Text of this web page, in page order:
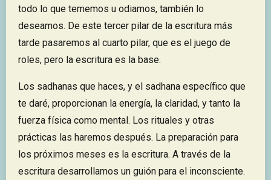
todo lo que tememos u odiamos, también lo
deseamos. De este tercer pilar de la escritura más
tarde pasaremos al cuarto pilar, que es el juego de
roles, pero la escritura es la base.
Los sadhanas que haces, y el sadhana específico que
te daré, proporcionan la energía, la claridad, y tanto la
fuerza física como mental. Los rituales y otras
prácticas las haremos después. La preparación para
los próximos meses es la escritura. A través de la
escritura desarrollamos un guión para el inconsciente.